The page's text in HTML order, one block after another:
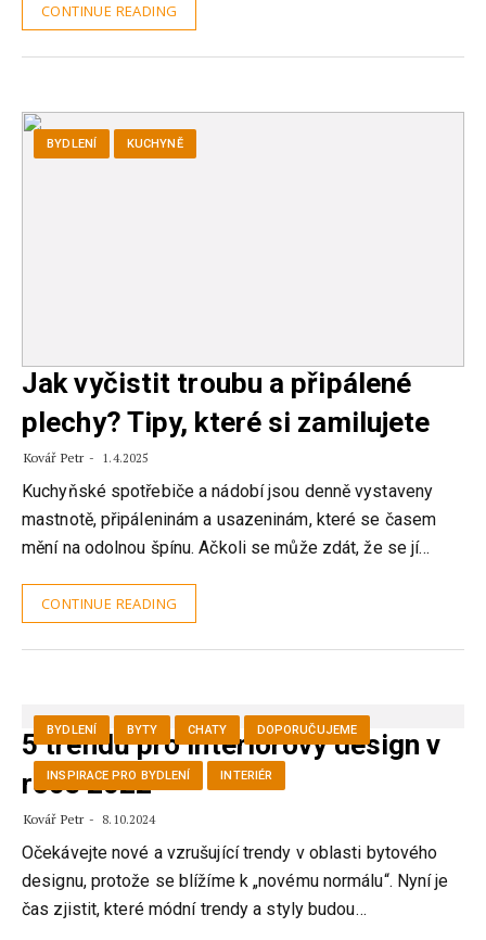
CONTINUE READING
BYDLENÍ KUCHYNĚ
Jak vyčistit troubu a připálené
plechy? Tipy, které si zamilujete
Kovář Petr 1.4.2025
Kuchyňské spotřebiče a nádobí jsou denně vystaveny
mastnotě, připáleninám a usazeninám, které se časem
mění na odolnou špínu. Ačkoli se může zdát, že se jí…
CONTINUE READING
BYDLENÍ BYTY CHATY DOPORUČUJEME
INSPIRACE PRO BYDLENÍ INTERIÉR
5 trendů pro interiorový design v
roce 2022
Kovář Petr 8.10.2024
Očekávejte nové a vzrušující trendy v oblasti bytového
designu, protože se blížíme k „novému normálu“. Nyní je
čas zjistit, které módní trendy a styly budou…